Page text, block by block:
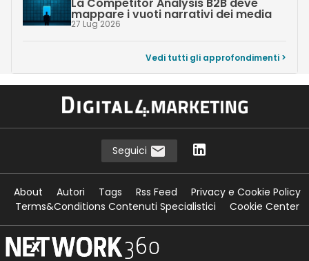
mappare i vuoti narrativi dei media
27 Lug 2026
Vedi tutti gli approfondimenti >
Seguici
About Autori Tags Rss Feed
Privacy e Cookie Policy
Terms&Conditions Contenuti Specialistici
Cookie Center